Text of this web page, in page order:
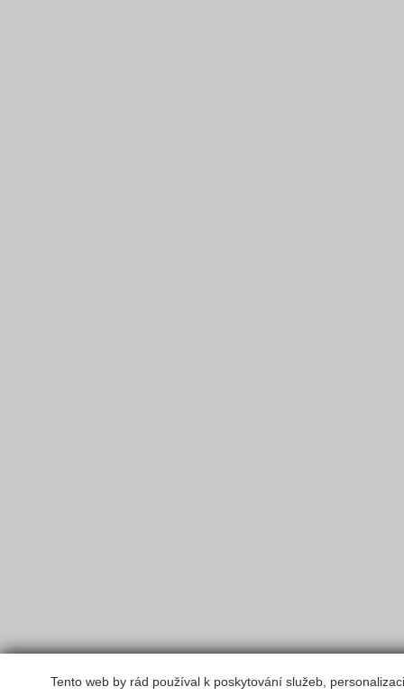
Tento web by rád používal k poskytování služeb,